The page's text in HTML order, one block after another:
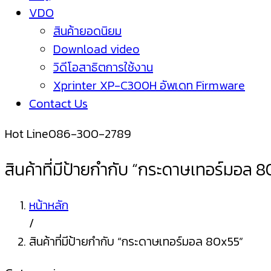
VDO
สินค้ายอดนิยม
Download video
วิดีโอสาธิตการใช้งาน
Xprinter XP-C300H อัพเดท Firmware
Contact Us
Hot Line086-300-2789
สินค้าที่มีป้ายกำกับ “กระดาษเทอร์มอล
หน้าหลัก
/
สินค้าที่มีป้ายกำกับ “กระดาษเทอร์มอล 80x55”